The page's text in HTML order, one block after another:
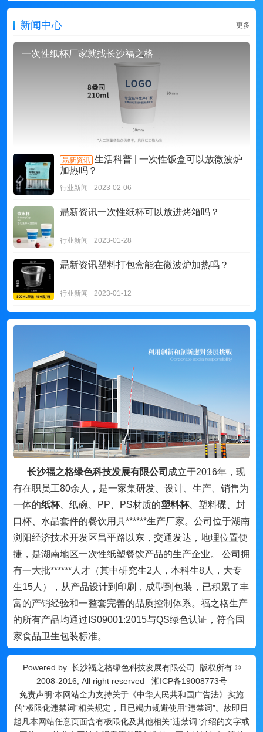
新闻中心 更多
一次性纸杯厂家就找长沙福之格
朂新资讯 生活科普 | 一次性饭盒可以放微波炉
加热吗？
行业新闻 2023-02-06
朂新资讯一次性纸杯可以放进烤箱吗？
行业新闻 2023-01-28
朂新资讯塑料打包盒能在微波炉加热吗？
行业新闻 2023-01-12
长沙福之格绿色科技发展有限公司 成立于2016年，现
有在职员工80余人，是一家集研发、设计、生产、销售为
一体的纸杯、纸碗、PP、PS材质的塑料杯、塑料碟、封
口杯、水晶套件的餐饮用具******生产厂家。公司位于湖南
浏阳经济技术开发区昌平路以东，交通发达，地理位置便
捷，是湖南地区一次性纸塑餐饮产品的生产企业。 公司拥
有一大批******人才（其中研究生2人，本科生8人，大专
生15人），从产品设计到印刷，成型到包装，已积累了丰
富的产销经验和一整套完善的品质控制体系。福之格生产
的所有产品均通过IS09001:2015与QS绿色认证，符合国
家食品卫生包装标准。
Powered by 长沙福之格绿色科技发展有限公司
版权所有 ©
2008-2016, All right reserved 湘ICP备19008773号
免责声明:本网站全力支持关于《中华人民共和国广告法》实施
的“极限化违禁词”相关规定，且已竭力规避使用“违禁词”。故即日
起凡本网站任意页面含有极限化及其他相关“违禁词”介绍的文字或